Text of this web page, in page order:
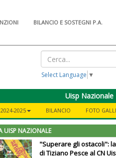
BILANCIO E SOSTEGNI P.A.
Select Language ▼
Uisp Nazionale
2024-2025 BILANCIO FOTO
UISP NAZIONALE
"Superare gli ostacoli":
di Tiziano Pesce al CN